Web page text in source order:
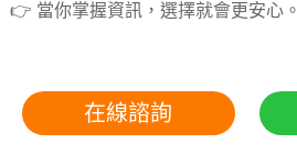
👉 當你掌握資訊，選擇就會更安心。
在線諮詢